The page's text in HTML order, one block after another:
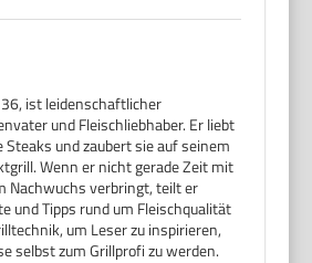
36, ist leidenschaftlicher
und Fleischliebhaber. Er liebt
Steaks und zaubert sie auf seinem
Wenn er nicht gerade Zeit mit
Nachwuchs verbringt, teilt er
und Tipps rund um Fleischqualität
um Leser zu inspirieren,
selbst zum Grillprofi zu werden.